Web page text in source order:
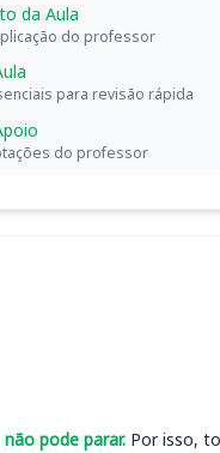
da Aula
do professor
para revisão rápida
do professor
não pode parar. Por isso,